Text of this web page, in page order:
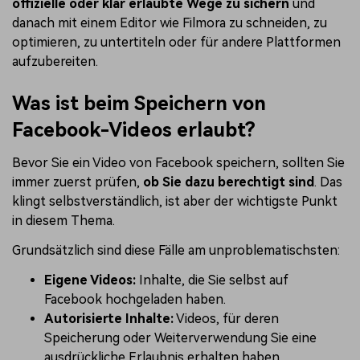
offizielle oder klar erlaubte Wege zu sichern und
danach mit einem Editor wie Filmora zu schneiden, zu
optimieren, zu untertiteln oder für andere Plattformen
aufzubereiten.
Was ist beim Speichern von
Facebook-Videos erlaubt?
Bevor Sie ein Video von Facebook speichern, sollten Sie
immer zuerst prüfen, ob Sie dazu berechtigt sind. Das
klingt selbstverständlich, ist aber der wichtigste Punkt
in diesem Thema.
Grundsätzlich sind diese Fälle am unproblematischsten:
Eigene Videos: Inhalte, die Sie selbst auf
Facebook hochgeladen haben.
Autorisierte Inhalte:Videos, für deren
Speicherung oder Weiterverwendung Sie eine
ausdrückliche Erlaubnis erhalten haben.